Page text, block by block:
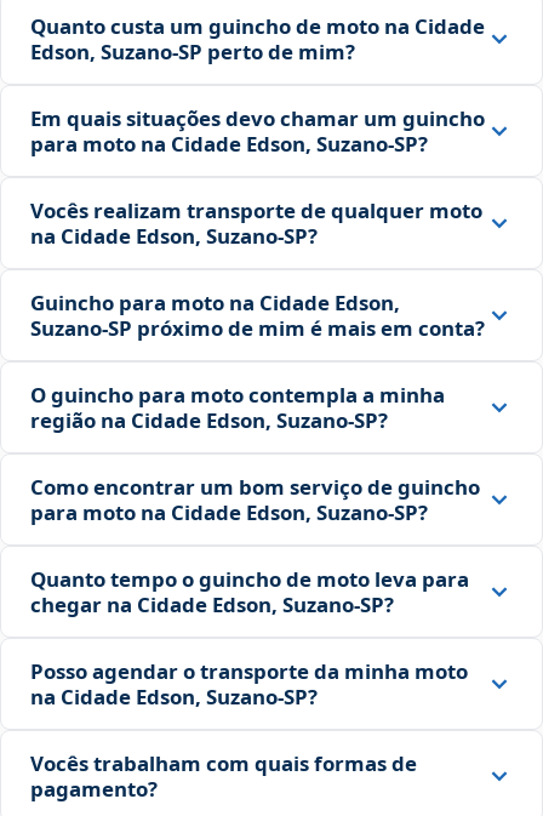
Quanto custa um guincho de moto na Cidade
Edson, Suzano‑SP perto de mim?
Em quais situações devo chamar um guincho
para moto na Cidade Edson, Suzano‑SP?
Vocês realizam transporte de qualquer moto
na Cidade Edson, Suzano‑SP?
Guincho para moto na Cidade Edson,
Suzano‑SP próximo de mim é mais em conta?
O guincho para moto contempla a minha
região na Cidade Edson, Suzano‑SP?
Como encontrar um bom serviço de guincho
para moto na Cidade Edson, Suzano‑SP?
Quanto tempo o guincho de moto leva para
chegar na Cidade Edson, Suzano‑SP?
Posso agendar o transporte da minha moto
na Cidade Edson, Suzano‑SP?
Vocês trabalham com quais formas de
pagamento?